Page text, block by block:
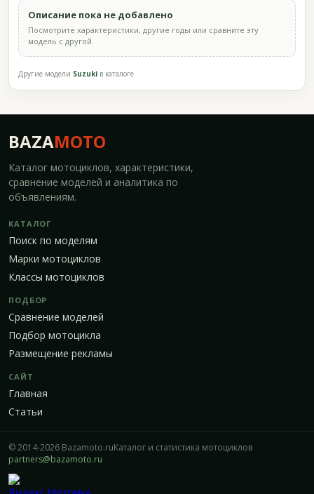
Описание пока не добавлено
Посмотрите характеристики, другие годы или сравните эту
модель с другой.
Другие модели Suzuki в каталоге
BAZAMOTO
Каталог мотоциклов, характеристики,
сравнение моделей и аналитика по
объявлениям.
КАТАЛОГ
Поиск по моделям
Марки мотоциклов
Классы мотоциклов
ПОДБОР
Сравнение моделей
Подбор мотоцикла
Размещение рекламы
САЙТ
Главная
Статьи
© 2014-2026 Bazamoto.ruКаталог и статистика мотоциклов
partners@bazamoto.ru